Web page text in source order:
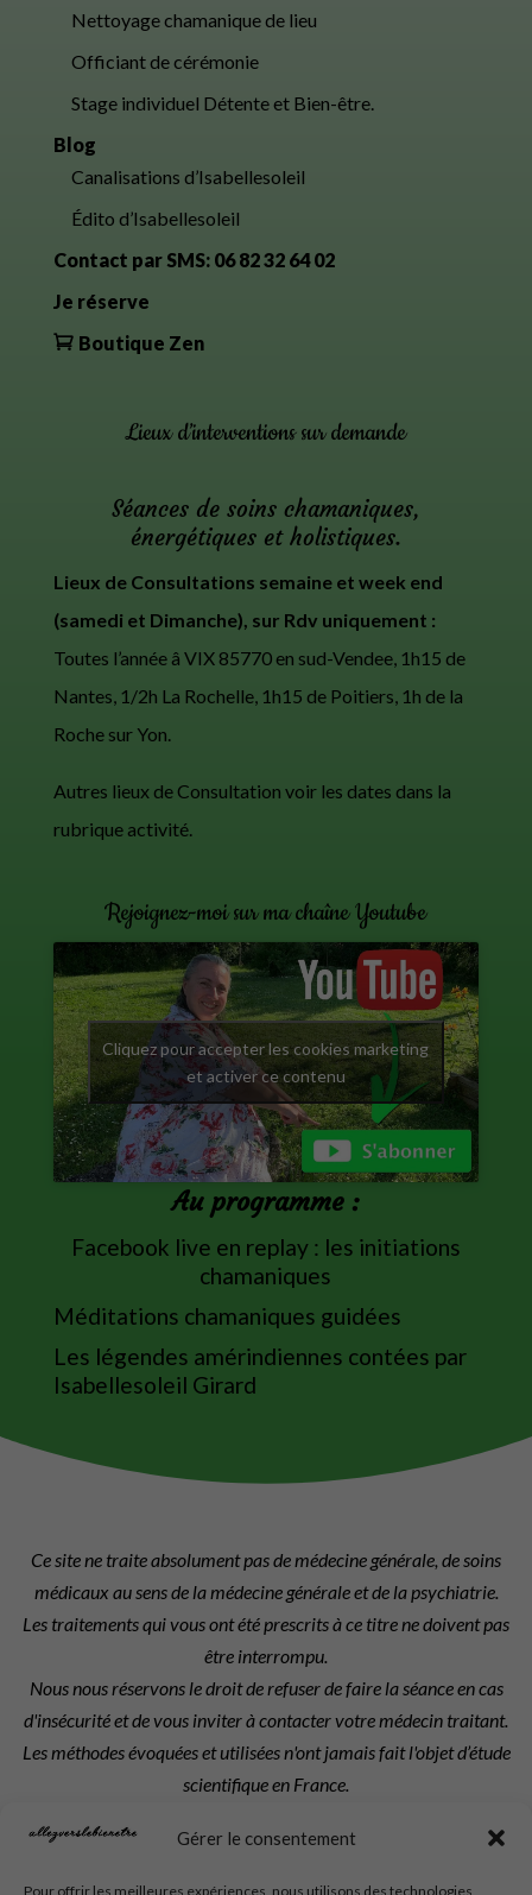
Gérer le consentement
Pour offrir les meilleures expériences, nous utilisons des technologies
Nettoyage chamanique de lieu
Officiant de cérémonie
Stage individuel Détente et Bien-être.
Blog
Canalisations d’Isabellesoleil
Édito d’Isabellesoleil
Contact par SMS: 06 82 32 64 02
Je réserve
Boutique Zen
Lieux d’interventions sur demande
Séances de soins chamaniques,
énergétiques et holistiques.
Lieux de Consultations semaine et week end
(samedi et Dimanche), sur Rdv uniquement :
Toutes l’année â VIX 85770 en sud-Vendee, 1h15 de
Nantes, 1/2h La Rochelle, 1h15 de Poitiers, 1h de la
Roche sur Yon.
Autres lieux de Consultation voir les dates dans la
rubrique activité.
Rejoignez-moi sur ma chaîne Youtube
Cliquez pour accepter les cookies marketing
et activer ce contenu
Au programme :
Facebook live en replay : les initiations
chamaniques
Méditations chamaniques guidées
Les légendes amérindiennes contées par
Isabellesoleil Girard
Ce site ne traite absolument pas de médecine générale, de soins
médicaux au sens de la médecine générale et de la psychiatrie.
Les traitements qui vous ont été prescrits à ce titre ne doivent pas
être interrompu.
Nous nous réservons le droit de refuser de faire la séance en cas
d'insécurité et de vous inviter à contacter votre médecin traitant.
Les méthodes évoquées et utilisées n'ont jamais fait l'objet d’étude
scientifique en France.